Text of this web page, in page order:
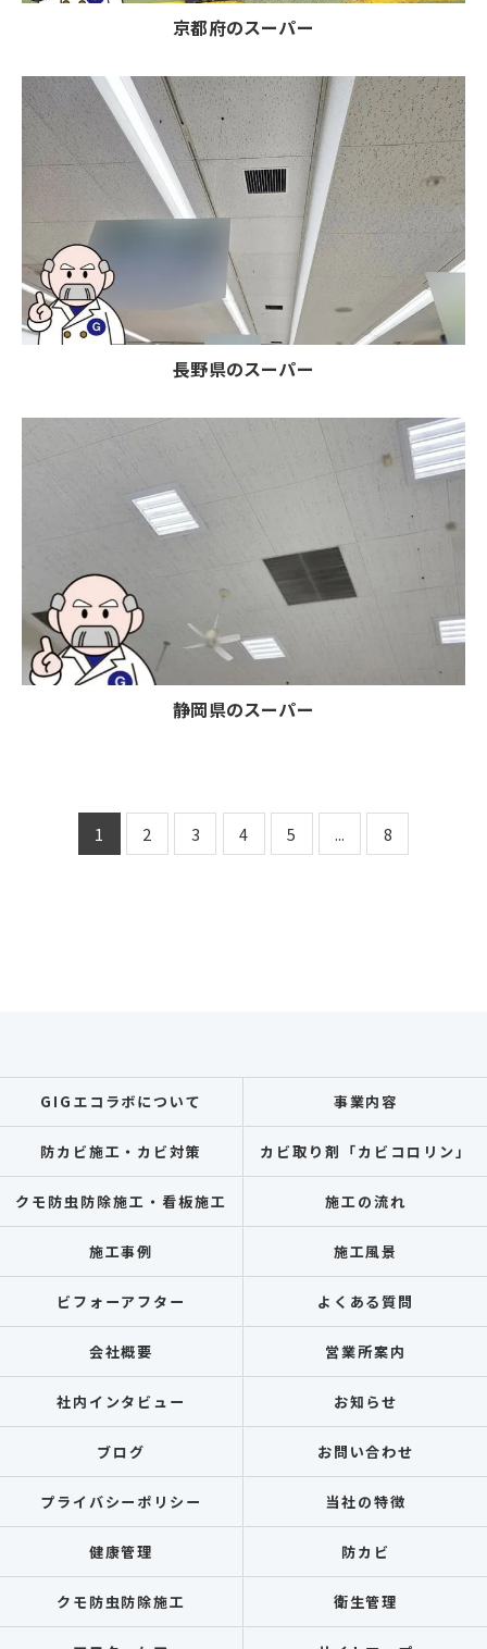
京都府のスーパー
長野県のスーパー
静岡県のスーパー
1 2 3 4 5 ... 8
GIGエコラボについて 事業内容
防カビ施工・カビ対策 カビ取り剤「カビコロリン」
クモ防虫防除施工・看板施工 施工の流れ
施工事例 施工風景
ビフォーアフター よくある質問
会社概要 営業所案内
社内インタビュー お知らせ
ブログ お問い合わせ
プライバシーポリシー 当社の特徴
健康管理 防カビ
クモ防虫防除施工 衛生管理